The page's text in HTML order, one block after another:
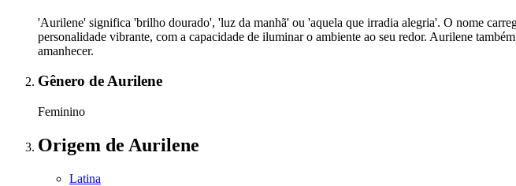
'Aurilene' significa 'brilho dourado', 'luz da manhã' ou 'aquela que irradia alegria'. O nome
personalidade vibrante, com a capacidade de iluminar o ambiente ao seu redor. Aurilene
amanhecer.
Gênero de Aurilene
Feminino
Origem de Aurilene
Latina